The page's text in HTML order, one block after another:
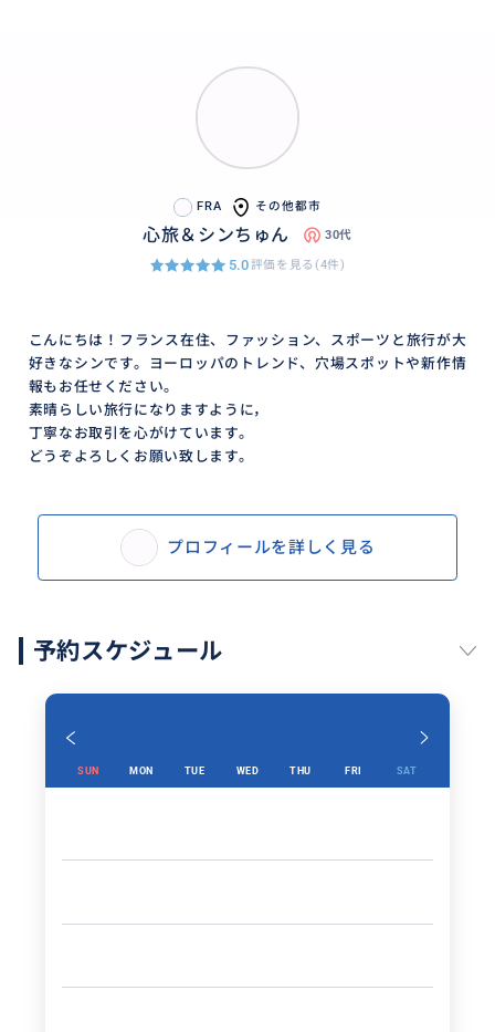
FRA その他都市
心旅＆シンちゅん 30代
5.0評価を見る(4件)
こんにちは！フランス在住、ファッション、スポーツと旅行が大
好きなシンです。ヨーロッパのトレンド、穴場スポットや新作情
報もお任せください。
素晴らしい旅行になりますように，
丁寧なお取引を心がけています。
どうぞよろしくお願い致します。
プロフィールを詳しく見る
予約スケジュール
SUN MON TUE WED THU FRI SAT